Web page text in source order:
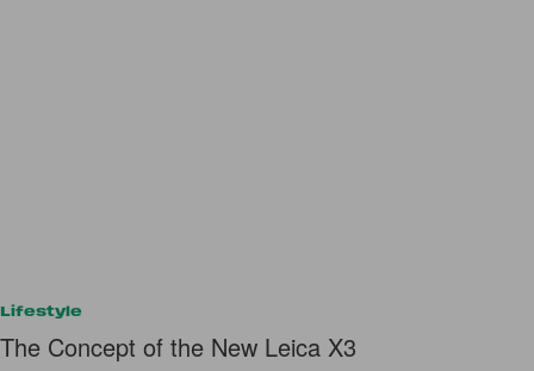
Lifestyle
The Concept of the New Leica X3